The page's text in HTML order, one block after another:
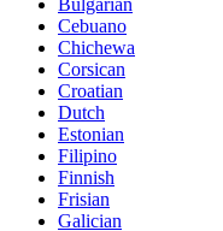
Bulgarian
Cebuano
Chichewa
Corsican
Croatian
Dutch
Estonian
Filipino
Finnish
Frisian
Galician